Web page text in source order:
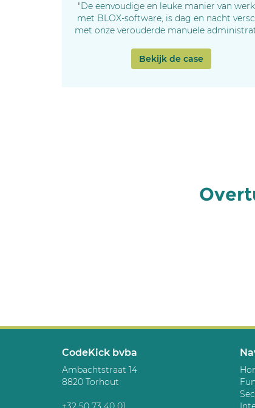
"De eenvoudige en leuke manier van
met BLOX-software, is dag en nacht
met onze verouderde manuele
Bekijk de case
CodeKick bvba
Ambachtstraat 14
8820 Torhout